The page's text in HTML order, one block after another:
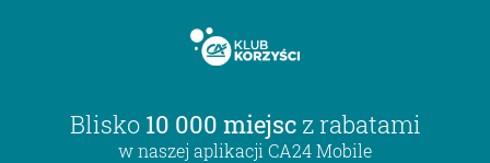
Blisko 10 000 miejsc z rabatami
w naszej aplikacji CA24 Mobile